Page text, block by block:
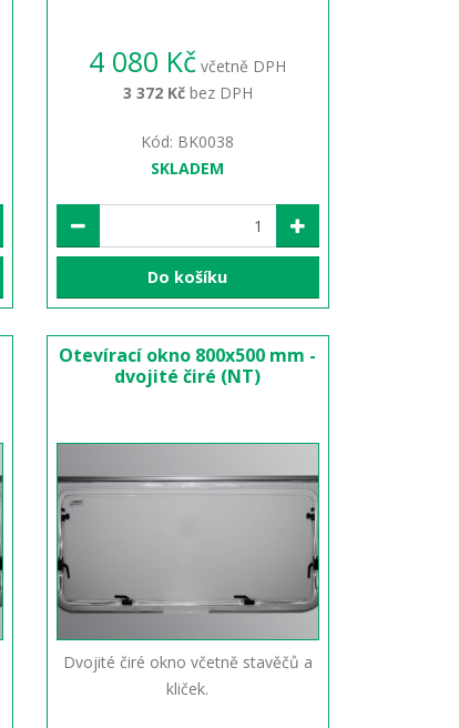
4 080 Kč včetně DPH
3 372 Kčbez DPH
Kód: BK0038
SKLADEM
Do košíku
Otevírací okno 800x500 mm -
dvojité čiré (NT)
Dvojité čiré okno včetně stavěčů a
kliček.